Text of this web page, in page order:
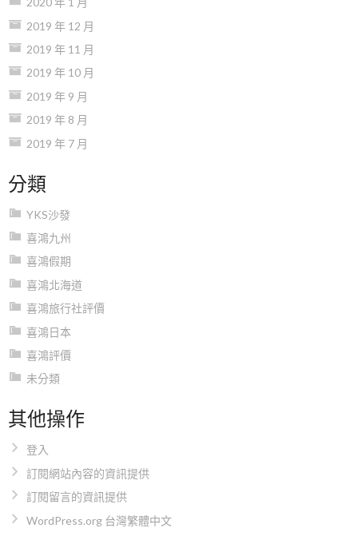
2019 年 12 月
2019 年 11 月
2019 年 10 月
2019 年 9 月
2019 年 8 月
2019 年 7 月
分類
YKS沙發
喜鴻九州
喜鴻假期
喜鴻北海道
喜鴻旅行社評價
喜鴻日本
喜鴻評價
未分類
其他操作
登入
訂閱網站內容的資訊提供
訂閱留言的資訊提供
WordPress.org 台灣繁體中文